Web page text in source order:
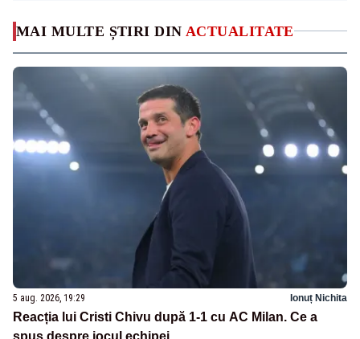
MAI MULTE ȘTIRI DIN ACTUALITATE
5 aug. 2026, 19:29 Ionuț Nichita
Reacția lui Cristi Chivu după 1-1 cu AC Milan. Ce a